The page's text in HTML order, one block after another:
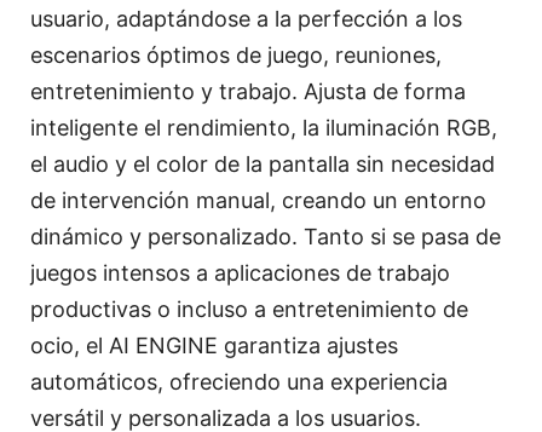
usuario, adaptándose a la perfección a los
escenarios óptimos de juego, reuniones,
entretenimiento y trabajo. Ajusta de forma
inteligente el rendimiento, la iluminación RGB,
el audio y el color de la pantalla sin necesidad
de intervención manual, creando un entorno
dinámico y personalizado. Tanto si se pasa de
juegos intensos a aplicaciones de trabajo
productivas o incluso a entretenimiento de
ocio, el AI ENGINE garantiza ajustes
automáticos, ofreciendo una experiencia
versátil y personalizada a los usuarios.